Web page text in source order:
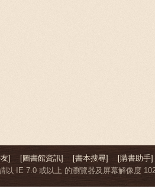
] [圖書館資訊] [書本搜尋]
[購書助手]
以 IE 7.0 或以上 的瀏覽器及屏幕解像度